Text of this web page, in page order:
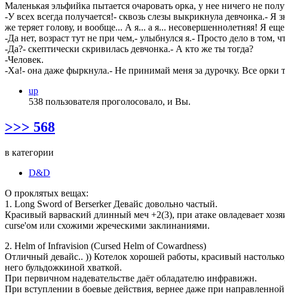
Маленькая эльфийка пытается очаровать орка, у нее ничего не
-У всех всегда получается!- сквозь слезы выкрикнула девчонка.-
же теряет голову, и вообще... А я... а я... несовершеннолетняя! Я
-Да нет, возраст тут не при чем,- улыбнулся я.- Просто дело в том,
-Да?- скептически скривилась девчонка.- А кто же ты тогда?
-Человек.
-Ха!- она даже фыркнула.- Не принимай меня за дурочку. Все орки
up
538 пользователя проголосовало, и Вы.
>>> 568
в категории
D&D
О проклятых вещах:
1. Long Sword of Berserker Девайс довольно частый.
Красивый варваский длинный меч +2(3), при атаке овладевает
curse'ом или схожими жреческими заклинаниями.
2. Helm of Infravision (Cursed Helm of Cowardness)
Отличный девайс.. )) Котелок хорошей работы, красивый
него бульдожкиной хваткой.
При первичном надевательстве даёт обладателю инфравижн.
При вступлении в боевые действия, вернее даже при